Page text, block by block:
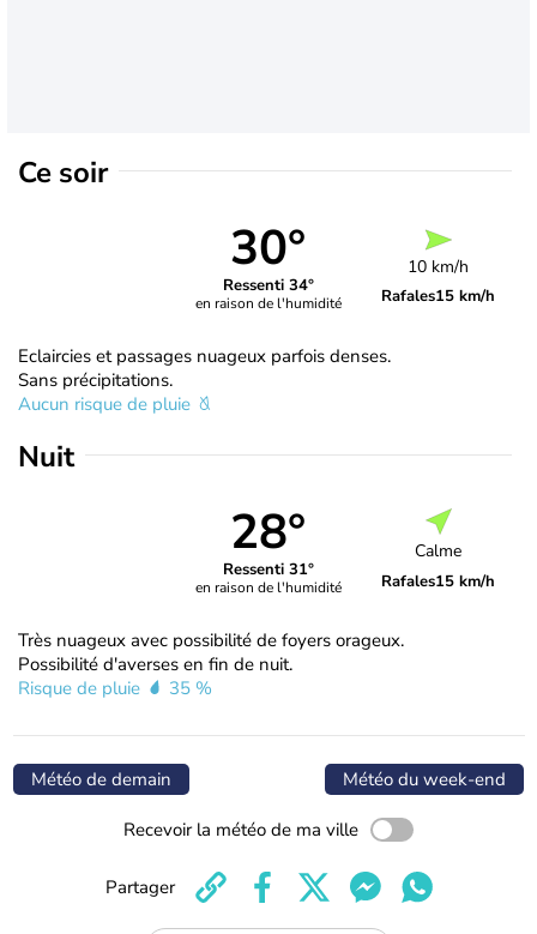
Ce soir
30°
Ressenti 34°
en raison de l'humidité
10 km/h
Rafales15 km/h
Eclaircies et passages nuageux parfois denses.
Sans précipitations.
Aucun risque de pluie
Nuit
28°
Ressenti 31°
en raison de l'humidité
Calme
Rafales15 km/h
Très nuageux avec possibilité de foyers orageux.
Possibilité d'averses en fin de nuit.
Risque de pluie
35 %
Météo de demain Météo du week-end
Recevoir la météo de ma ville
Partager